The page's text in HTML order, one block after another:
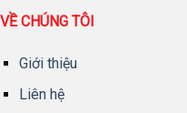
VỀ CHÚNG TÔI
Giới thiệu
Liên hệ